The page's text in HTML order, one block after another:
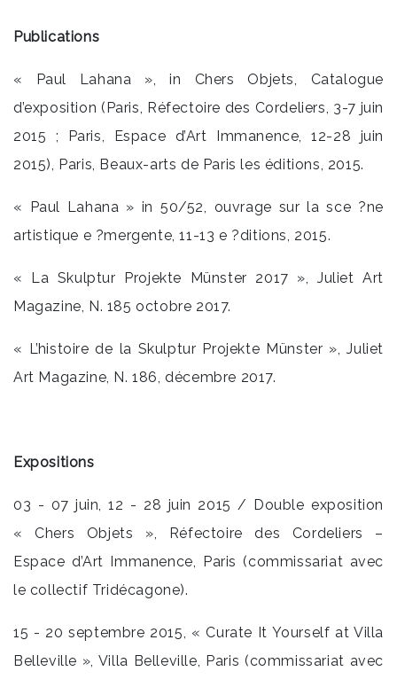
Publications
« Paul Lahana », in Chers Objets, Catalogue
d’exposition (Paris, Réfectoire des Cordeliers, 3-7 juin
2015 ; Paris, Espace d’Art Immanence, 12-28 juin
2015), Paris, Beaux-arts de Paris les éditions, 2015.
« Paul Lahana » in 50/52, ouvrage sur la sce ?ne
artistique e ?mergente, 11-13 e ?ditions, 2015.
« La Skulptur Projekte Münster 2017 », Juliet Art
Magazine, N. 185 octobre 2017.
« L’histoire de la Skulptur Projekte Münster », Juliet
Art Magazine, N. 186, décembre 2017.
Expositions
03 - 07 juin, 12 - 28 juin 2015 / Double exposition
« Chers Objets », Réfectoire des Cordeliers –
Espace d’Art Immanence, Paris (commissariat avec
le collectif Tridécagone).
15 - 20 septembre 2015, « Curate It Yourself at Villa
Belleville », Villa Belleville, Paris (commissariat avec